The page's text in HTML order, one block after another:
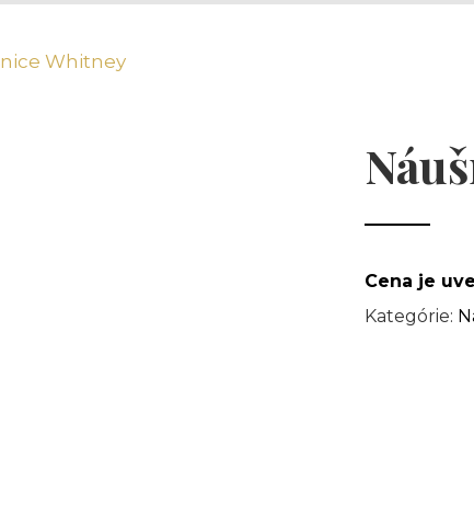
Whitney
Cena je
Kategórie: